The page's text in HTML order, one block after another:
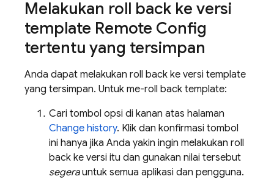
Melakukan roll back ke versi
template Remote Config
tertentu yang tersimpan
Anda dapat melakukan roll back ke versi template
yang tersimpan. Untuk me-roll back template:
Cari tombol opsi di kanan atas halaman
Change history. Klik dan konfirmasi tombol
ini hanya jika Anda yakin ingin melakukan roll
back ke versi itu dan gunakan nilai tersebut
segerauntuk semua aplikasi dan pengguna.